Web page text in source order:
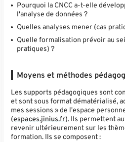
Pourquoi la CNCC a-t-elle
l'analyse de données ?
Quelles analyses mener (cas
Quelle formalisation prévoir au
pratiques) ?
Moyens et méthodes
Les supports pédagogiques sont
et sont sous format dématérialisé,
mes sessions » de l'espace
(espaces.jinius.fr). Ils permettent
revenir ultérieurement sur les
formation. Ils se composent :